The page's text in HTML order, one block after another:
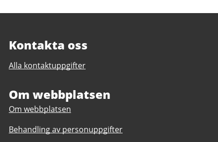
Kontakta oss
Alla kontaktuppgifter
Om webbplatsen
Om webbplatsen
Behandling av personuppgifter